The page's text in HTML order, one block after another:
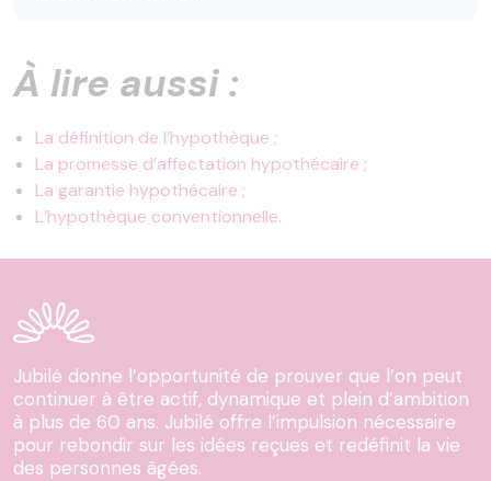
À lire aussi :
La définition de l’hypothèque ;
La promesse d’affectation hypothécaire ;
La garantie hypothécaire ;
L’hypothèque conventionnelle.
Jubilé donne l’opportunité de prouver que l’on peut
continuer à être actif, dynamique et plein d’ambition
à plus de 60 ans. Jubilé offre l’impulsion nécessaire
pour rebondir sur les idées reçues et redéfinit la vie
des personnes âgées.